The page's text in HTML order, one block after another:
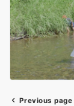
Previous page